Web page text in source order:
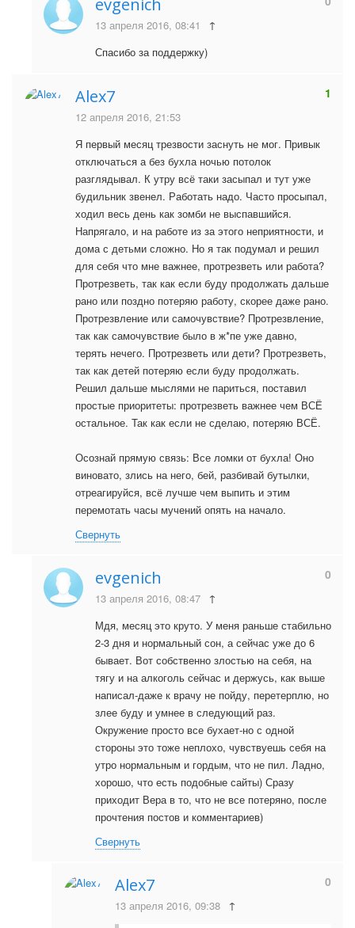
evgenich
13 апреля 2016, 08:41 ↑
Спасибо за поддержку)
Alex7
12 апреля 2016, 21:53
1
Я первый месяц трезвости заснуть не мог. Привык
отключаться а без бухла ночью потолок
разглядывал. К утру всё таки засыпал и тут уже
будильник звенел. Работать надо. Часто просыпал,
ходил весь день как зомби не выспавшийся.
Напрягало, и на работе из за этого неприятности, и
дома с детьми сложно. Но я так подумал и решил
для себя что мне важнее, протрезветь или работа?
Протрезветь, так как если буду продолжать дальше
рано или поздно потеряю работу, скорее даже рано.
Протрезвление или самочувствие? Протрезвление,
так как самочувствие было в ж*пе уже давно,
терять нечего. Протрезветь или дети? Протрезветь,
так как детей потеряю если буду продолжать.
Решил дальше мыслями не париться, поставил
простые приоритеты: протрезветь важнее чем ВСЁ
остальное. Так как если не сделаю, потеряю ВСЁ.
Осознай прямую связь: Все ломки от бухла! Оно
виновато, злись на него, бей, разбивай бутылки,
отреагируйся, всё лучше чем выпить и этим
перемотать часы мучений опять на начало.
Свернуть
evgenich
13 апреля 2016, 08:47 ↑
0
Мдя, месяц это круто. У меня раньше стабильно
2-3 дня и нормальный сон, а сейчас уже до 6
бывает. Вот собственно злостью на себя, на
тягу и на алкоголь сейчас и держусь, как выше
написал-даже к врачу не пойду, перетерплю, но
злее буду и умнее в следующий раз.
Окружение просто все бухает-но с одной
стороны это тоже неплохо, чувствуешь себя на
утро нормальным и гордым, что не пил. Ладно,
хорошо, что есть подобные сайты) Сразу
приходит Вера в то, что не все потеряно, после
прочтения постов и комментариев)
Свернуть
Alex7
13 апреля 2016, 09:38 ↑
0